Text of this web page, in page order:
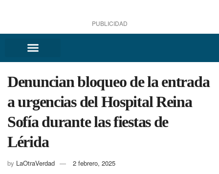
PUBLICIDAD
Denuncian bloqueo de la entrada
a urgencias del Hospital Reina
Sofía durante las fiestas de
Lérida
by LaOtraVerdad 2 febrero, 2025